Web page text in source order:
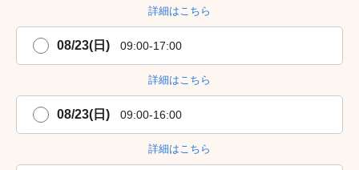
詳細はこちら
08/23(日) 09:00-17:00
詳細はこちら
08/23(日) 09:00-16:00
詳細はこちら